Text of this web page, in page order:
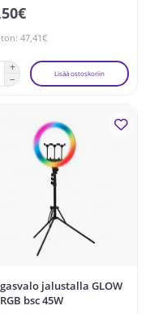
47,41€
Lisää ostoskoriin
jalustalla GLOW
bsc 45W